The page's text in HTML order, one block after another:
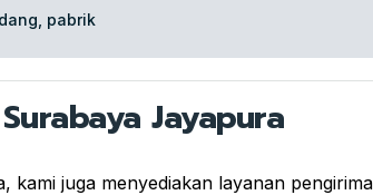
pabrik
Jayapura
kami juga menyediakan layanan